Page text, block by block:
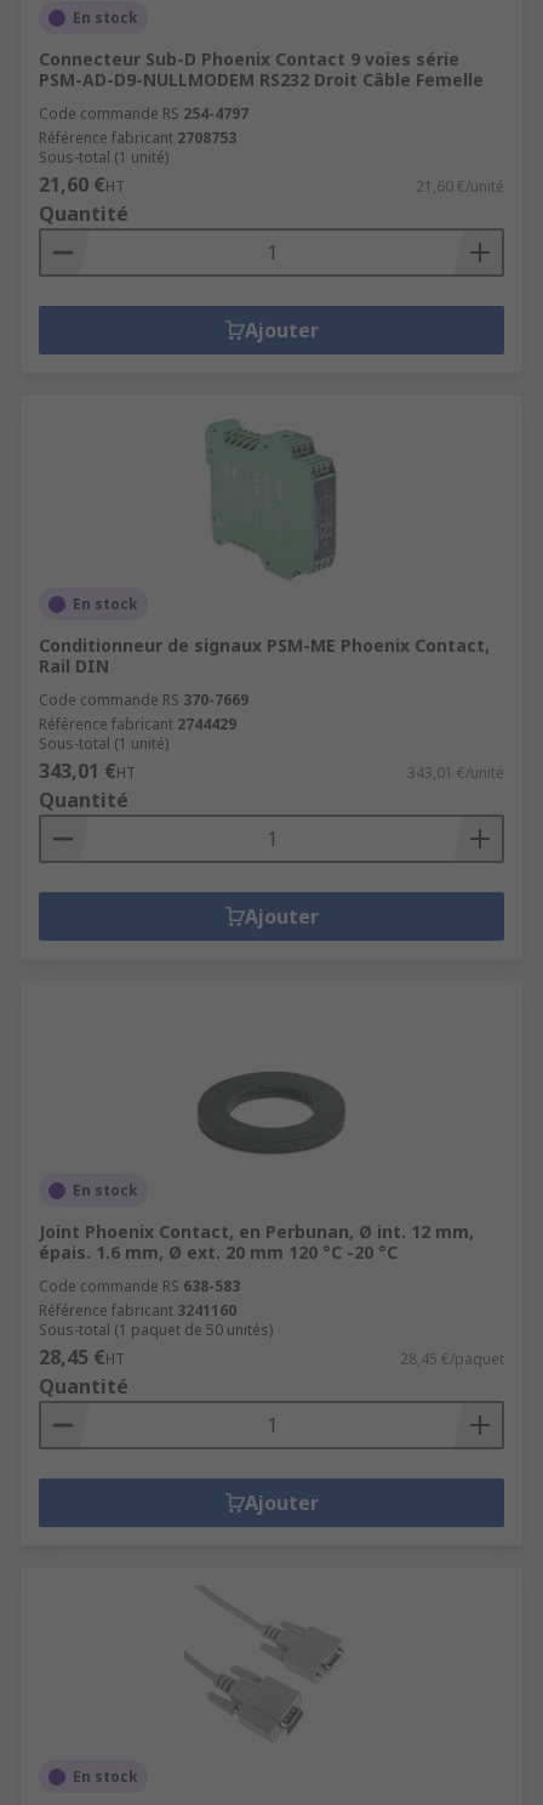
En stock
Connecteur Sub-D Phoenix Contact 9 voies série
PSM-AD-D9-NULLMODEM RS232 Droit Câble Femelle
Code commande RS 254-4797
Référence fabricant 2708753
Sous-total (1 unité)
21,60 €HT 21,60 €/unité
Quantité
Ajouter
En stock
Conditionneur de signaux PSM-ME Phoenix Contact,
Rail DIN
Code commande RS 370-7669
Référence fabricant 2744429
Sous-total (1 unité)
343,01 €HT 343,01 €/unité
Quantité
Ajouter
En stock
Joint Phoenix Contact, en Perbunan, Ø int. 12 mm,
épais. 1.6 mm, Ø ext. 20 mm 120 °C -20 °C
Code commande RS 638-583
Référence fabricant 3241160
Sous-total (1 paquet de 50 unités)
28,45 €HT 28,45 €/paquet
Quantité
Ajouter
En stock